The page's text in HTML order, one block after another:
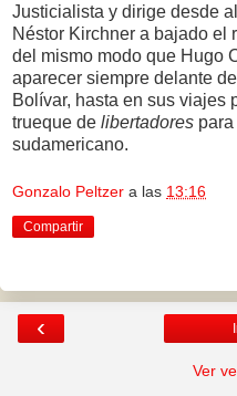
Justicialista y dirige desde
Néstor Kirchner a bajado el
del mismo modo que Hugo
aparecer siempre delante
Bolívar, hasta en sus viajes
trueque de libertadores
sudamericano.
Gonzalo Peltzer a las 13:16
Compartir
‹
Ver